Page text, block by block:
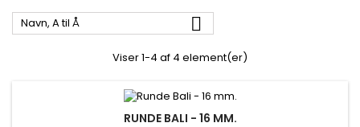
Navn, A til Å 
Viser 1-4 af 4 element(er)
RUNDE BALI - 16 MM.